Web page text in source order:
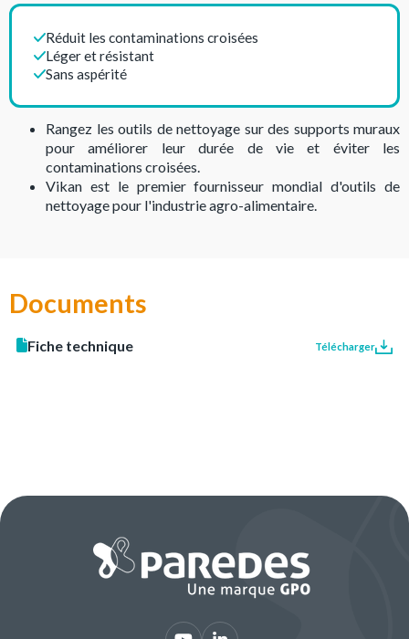
Réduit les contaminations croisées
Léger et résistant
Sans aspérité
Rangez les outils de nettoyage sur des supports muraux
pour améliorer leur durée de vie et éviter les
contaminations croisées.
Vikan est le premier fournisseur mondial d'outils de
nettoyage pour l'industrie agro-alimentaire.
Documents
Fiche technique Télécharger